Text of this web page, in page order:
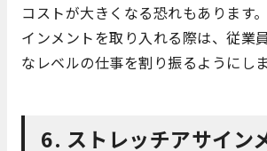
コストが大きくなる恐れもあります
インメントを取り入れる際は、従業
なレベルの仕事を割り振るようにしま
6. ストレッチアサイン